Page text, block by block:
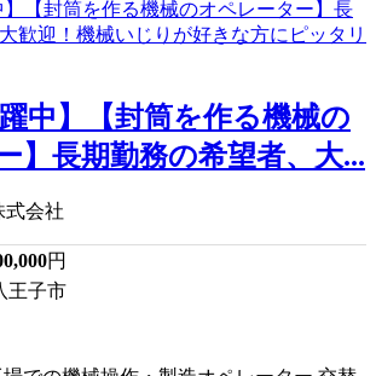
躍中】【封筒を作る機械の
】長期勤務の希望者、大...
式会社
円
王子市